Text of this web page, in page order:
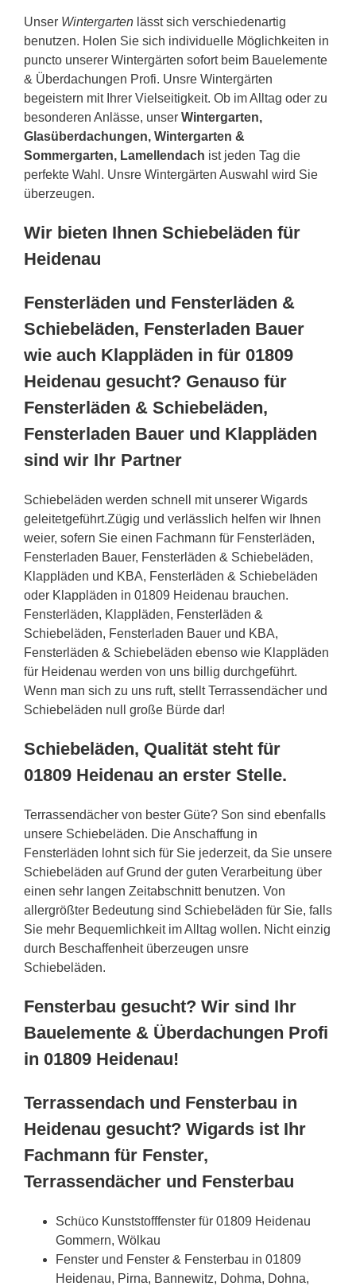
Unser Wintergarten lässt sich verschiedenartig
benutzen. Holen Sie sich individuelle Möglichkeiten in
puncto unserer Wintergärten sofort beim Bauelemente
& Überdachungen Profi. Unsre Wintergärten
begeistern mit Ihrer Vielseitigkeit. Ob im Alltag oder zu
besonderen Anlässe, unser Wintergarten,
Glasüberdachungen, Wintergarten &
Sommergarten, Lamellendach ist jeden Tag die
perfekte Wahl. Unsre Wintergärten Auswahl wird Sie
überzeugen.
Wir bieten Ihnen Schiebeläden für
Heidenau
Fensterläden und Fensterläden &
Schiebeläden, Fensterladen Bauer
wie auch Klappläden in für 01809
Heidenau gesucht? Genauso für
Fensterläden & Schiebeläden,
Fensterladen Bauer und Klappläden
sind wir Ihr Partner
Schiebeläden werden schnell mit unserer Wigards
geleitetgeführt.Zügig und verlässlich helfen wir Ihnen
weier, sofern Sie einen Fachmann für Fensterläden,
Fensterladen Bauer, Fensterläden & Schiebeläden,
Klappläden und KBA, Fensterläden & Schiebeläden
oder Klappläden in 01809 Heidenau brauchen.
Fensterläden, Klappläden, Fensterläden &
Schiebeläden, Fensterladen Bauer und KBA,
Fensterläden & Schiebeläden ebenso wie Klappläden
für Heidenau werden von uns billig durchgeführt.
Wenn man sich zu uns ruft, stellt Terrassendächer und
Schiebeläden null große Bürde dar!
Schiebeläden, Qualität steht für
01809 Heidenau an erster Stelle.
Terrassendächer von bester Güte? Son sind ebenfalls
unsere Schiebeläden. Die Anschaffung in
Fensterläden lohnt sich für Sie jederzeit, da Sie unsere
Schiebeläden auf Grund der guten Verarbeitung über
einen sehr langen Zeitabschnitt benutzen. Von
allergrößter Bedeutung sind Schiebeläden für Sie, falls
Sie mehr Bequemlichkeit im Alltag wollen. Nicht einzig
durch Beschaffenheit überzeugen unsre
Schiebeläden.
Fensterbau gesucht? Wir sind Ihr
Bauelemente & Überdachungen Profi
in 01809 Heidenau!
Terrassendach und Fensterbau in
Heidenau gesucht? Wigards ist Ihr
Fachmann für Fenster,
Terrassendächer und Fensterbau
Schüco Kunststofffenster für 01809 Heidenau
Gommern, Wölkau
Fenster und Fenster & Fensterbau in 01809
Heidenau, Pirna, Bannewitz, Dohma, Dohna,